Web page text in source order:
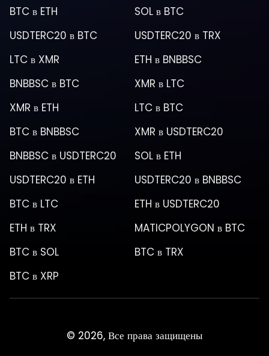
BTC в ETH SOL в BTC
USDTERC20 в BTC USDTERC20 в TRX
LTC в XMR ETH в BNBBSC
BNBBSC в BTC XMR в LTC
XMR в ETH LTC в BTC
BTC в BNBBSC XMR в USDTERC20
BNBBSC в USDTERC20 SOL в ETH
USDTERC20 в ETH USDTERC20 в BNBBSC
BTC в LTC ETH в USDTERC20
ETH в TRX MATICPOLYGON в BTC
BTC в SOL BTC в TRX
BTC в XRP
© 2026, Все права защищены